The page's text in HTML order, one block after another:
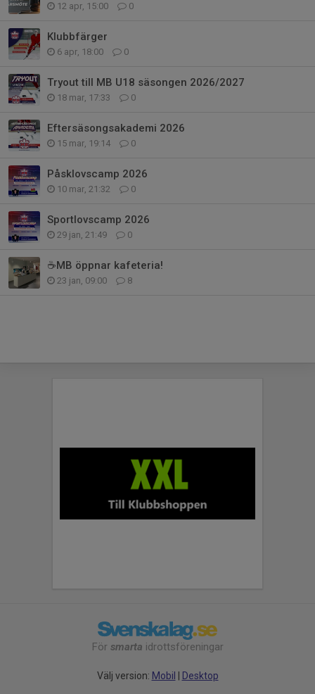
12 apr, 15:00 0
Klubbfärger
6 apr, 18:00 0
Tryout till MB U18 säsongen 2026/2027
18 mar, 17:33 0
Eftersäsongsakademi 2026
15 mar, 19:14 0
Påsklovscamp 2026
10 mar, 21:32 0
Sportlovscamp 2026
29 jan, 21:49 0
☕MB öppnar kafeteria!
23 jan, 09:00 8
För smarta idrottsföreningar
Välj version: Mobil Desktop